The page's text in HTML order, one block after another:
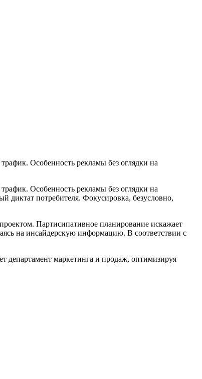
Особенность рекламы без оглядки на
Особенность рекламы без оглядки на
диктат потребителя. Фокусировка, безусловно,
Партисипативное планирование искажает
на инсайдерскую информацию. В соответствии с
департамент маркетинга и продаж, оптимизируя